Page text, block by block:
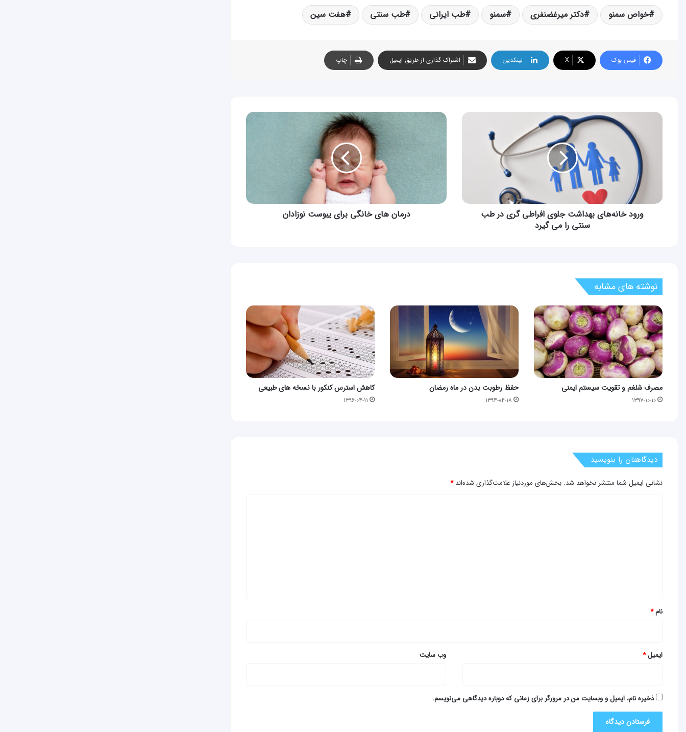
خواص سمنو دکتر میرغضنفری سمنو طب ایرانی طب سنتی هفت سین
فیس بوک X لینکدین اشتراک گذاری از طریق ایمیل چاپ
ورود
سنتی
ورود خانه‌های بهداشت جلوی افراطی گری در طب
سنتی را می گیرد
درمان
نوزادان
درمان های خانگی برای یبوست نوزادان
نوشته های مشابه
مصرف شلغم و تقویت سیستم ایمنی
۱۳۹۷-۱۰-۱۰
حفظ رطوبت بدن در ماه رمضان
۱۳۹۴-۰۴-۱۸
کاهش استرس کنکور با نسخه های طبیعی
۱۳۹۶-۰۴-۱۱
دیدگاهتان را بنویسید
نشانی ایمیل شما منتشر نخواهد شد. بخش‌های موردنیاز علامت‌گذاری شده‌اند*
نام*
ایمیل* وب‌ سایت
ذخیره نام، ایمیل و وبسایت من در مرورگر برای زمانی که دوباره دیدگاهی می‌نویسم.